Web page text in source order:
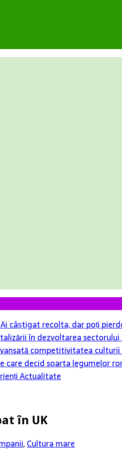
câștigat recolta, dar poți
în dezvoltarea
competitivitatea culturii
care decid soarta legumelor
Actualitate
în UK
,Cultura mare